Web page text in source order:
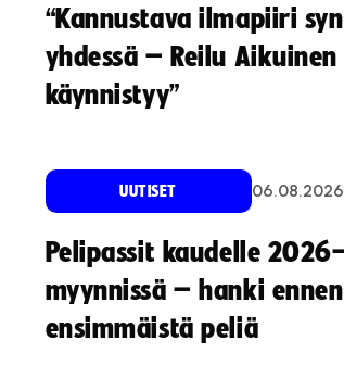
“Kannustava ilmapiiri
yhdessä – Reilu
käynnistyy”
UUTISET 06.08.2026
Pelipassit kaudelle
myynnissä – hanki ennen
ensimmäistä peliä